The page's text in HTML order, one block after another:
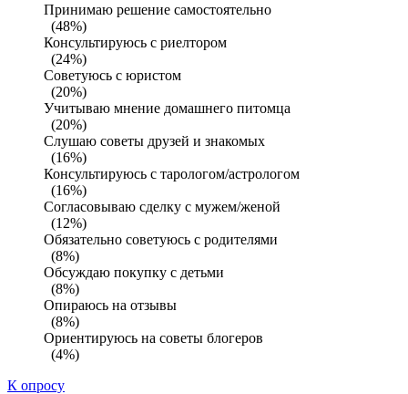
Принимаю решение самостоятельно
(48%)
Консультируюсь с риелтором
(24%)
Советуюсь с юристом
(20%)
Учитываю мнение домашнего питомца
(20%)
Слушаю советы друзей и знакомых
(16%)
Консультируюсь с тарологом/астрологом
(16%)
Согласовываю сделку с мужем/женой
(12%)
Обязательно советуюсь с родителями
(8%)
Обсуждаю покупку с детьми
(8%)
Опираюсь на отзывы
(8%)
Ориентируюсь на советы блогеров
(4%)
К опросу